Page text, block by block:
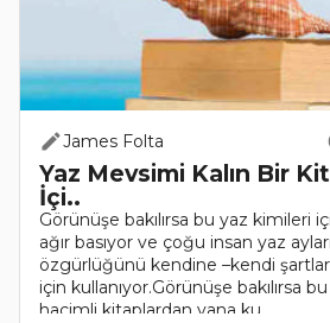
James Folta
Yaz Mevsimi Kalın Bir
İçi..
Görünüşe bakılırsa bu yaz kimileri
ağır basıyor ve çoğu insan yaz
özgürlüğünü kendine –kendi
için kullanıyor.Görünüşe bakılırsa
hacimli kitaplardan yana ku..